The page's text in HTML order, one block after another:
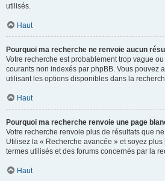
utilisés.
Haut
Pourquoi ma recherche ne renvoie aucun
Votre recherche est probablement trop vague
courants non indexés par phpBB. Vous pouvez
utilisant les options disponibles dans la
Haut
Pourquoi ma recherche renvoie une page
Votre recherche renvoie plus de résultats que
Utilisez la « Recherche avancée » et soyez
termes utilisés et des forums concernés par la
Haut